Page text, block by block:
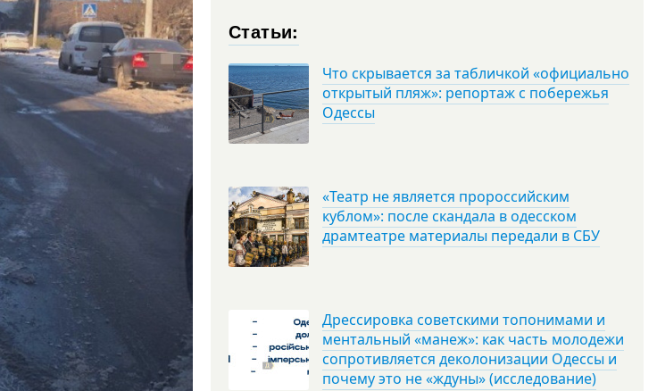
Статьи:
Что скрывается за табличкой «официально
открытый пляж»: репортаж с побережья
Одессы
«Театр не является пророссийским
кублом»: после скандала в одесском
драмтеатре материалы передали в СБУ
Дрессировка советскими топонимами и
ментальный «манеж»: как часть молодежи
сопротивляется деколонизации Одессы и
почему это не «ждуны» (исследование)